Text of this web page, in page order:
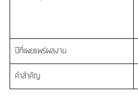
ปีที่เผยแพร่ผลงาน
คำสำคัญ